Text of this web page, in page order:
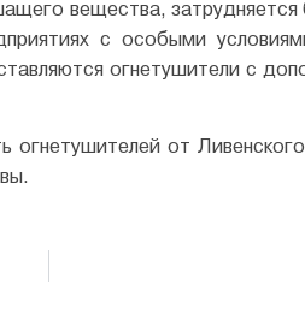
вещества,
с особыми
огнетушители с
от